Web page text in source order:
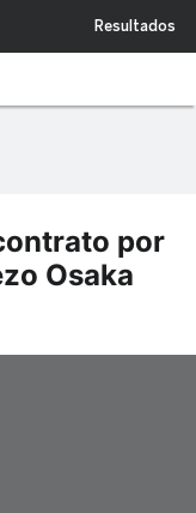
Resultados
por
Osaka